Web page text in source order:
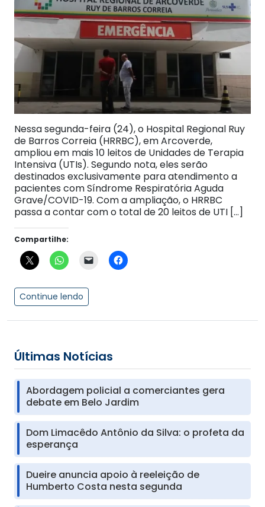
Nessa segunda-feira (24), o Hospital Regional Ruy
de Barros Correia (HRRBC), em Arcoverde,
ampliou em mais 10 leitos de Unidades de Terapia
Intensiva (UTIs). Segundo nota, eles serão
destinados exclusivamente para atendimento a
pacientes com Síndrome Respiratória Aguda
Grave/COVID-19. Com a ampliação, o HRRBC
passa a contar com o total de 20 leitos de UTI […]
Compartilhe:
Continue lendo
Últimas Notícias
Abordagem policial a comerciantes gera
debate em Belo Jardim
Dom Limacêdo Antônio da Silva: o profeta da
esperança
Dueire anuncia apoio à reeleição de
Humberto Costa nesta segunda